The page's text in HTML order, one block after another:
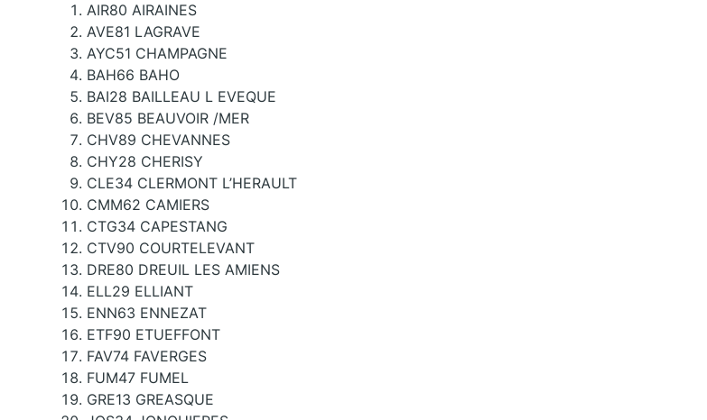
AIR80 AIRAINES
AVE81 LAGRAVE
AYC51 CHAMPAGNE
BAH66 BAHO
BAI28 BAILLEAU L EVEQUE
BEV85 BEAUVOIR /MER
CHV89 CHEVANNES
CHY28 CHERISY
CLE34 CLERMONT L’HERAULT
CMM62 CAMIERS
CTG34 CAPESTANG
CTV90 COURTELEVANT
DRE80 DREUIL LES AMIENS
ELL29 ELLIANT
ENN63 ENNEZAT
ETF90 ETUEFFONT
FAV74 FAVERGES
FUM47 FUMEL
GRE13 GREASQUE